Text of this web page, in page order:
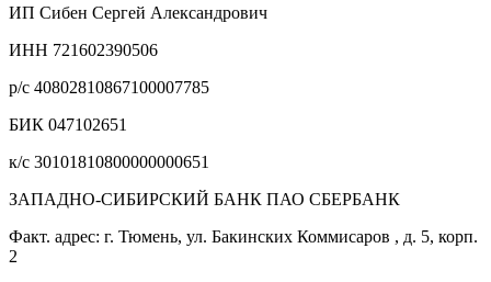
ИП Сибен Сергей Александрович
ИНН 721602390506
р/с 40802810867100007785
БИК 047102651
к/с 30101810800000000651
ЗАПАДНО-СИБИРСКИЙ БАНК ПАО СБЕРБАНК
Факт. адрес: г. Тюмень, ул. Бакинских Коммисаров , д. 5, корп.
2